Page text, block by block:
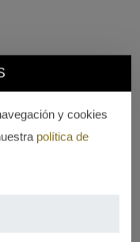
y cookies
política de